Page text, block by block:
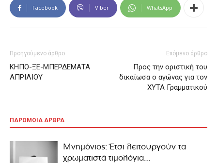
Facebook Viber WhatsApp
Προηγούμενο άρθρο
ΚΗΠΟ-ΞΕ-ΜΠΕΡΔΕΜΑΤΑ
ΑΠΡΙΛΙΟΥ
Επόμενο άρθρο
Προς την οριστική του
δικαίωσα ο αγώνας για τον
ΧΥΤΑ Γραμματικού
ΠΑΡΟΜΟΙΑ ΑΡΘΡΑ
Μνημόνιος: Έτσι λειτουργούν τα
χρωματιστά τιμολόγια…